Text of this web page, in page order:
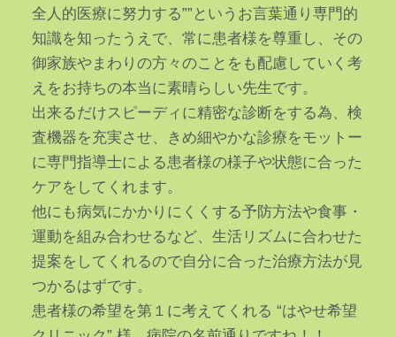
全人的医療に努力する””というお言葉通り専門的
知識を知ったうえで、常に患者様を尊重し、その
御家族やまわりの方々のことをも配慮していく考
えをお持ちの本当に素晴らしい先生です。
出来るだけスピーディに精密な診断をする為、検
査機器を充実させ、きめ細やかな診療をモットー
に専門指導士による患者様の様子や状態に合った
ケアをしてくれます。
他にも病気にかかりにくくする予防方法や食事・
運動を組み合わせるなど、生活リズムに合わせた
提案をしてくれるので自分に合った治療方法が見
つかるはずです。
患者様の希望を第１に考えてくれる “はやせ希望